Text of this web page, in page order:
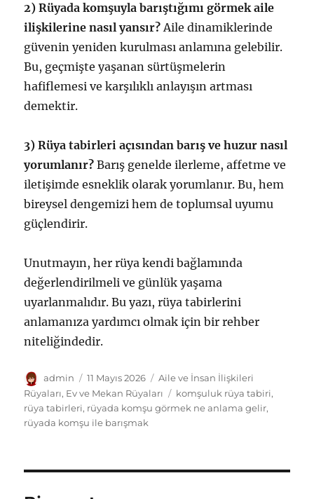
2) Rüyada komşuyla barıştığımı görmek aile
ilişkilerine nasıl yansır?Aile dinamiklerinde
güvenin yeniden kurulması anlamına gelebilir.
Bu, geçmişte yaşanan sürtüşmelerin
hafiflemesi ve karşılıklı anlayışın artması
demektir.
3) Rüya tabirleri açısından barış ve huzur nasıl
yorumlanır? Barış genelde ilerleme, affetme ve
iletişimde esneklik olarak yorumlanır. Bu, hem
bireysel dengemizi hem de toplumsal uyumu
güçlendirir.
Unutmayın, her rüya kendi bağlamında
değerlendirilmeli ve günlük yaşama
uyarlanmalıdır. Bu yazı, rüya tabirlerini
anlamanıza yardımcı olmak için bir rehber
niteliğindedir.
Yazar
admin
Yayın
tarihi
11 Mayıs 2026 Kategoriler
Aile ve İnsan İlişkileri
Rüyaları, Ev ve Mekan Rüyaları Etiketler
komşuluk rüya tabiri,
rüya tabirleri, rüyada komşu görmek ne anlama gelir,
rüyada komşu ile barışmak